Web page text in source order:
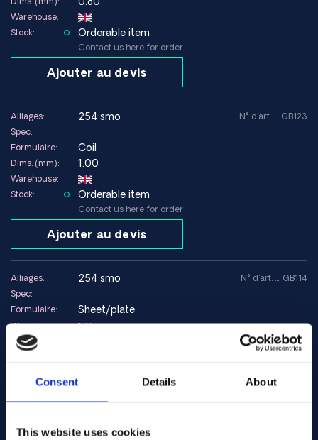
Consent Details About
This website uses cookies
Matériaux conformes aux normes ASTM, ASME, AMS et
internationales
Découpe et adaptation selon le plan
Warehouse:
Stock:
Orderable item
Contact us here for order
Ajouter au devis
Alliages: 254 smo
Spec:
Formulaire:
Coil
Dims. (mm): 1.00
Warehouse:
Stock:
Orderable item
Contact us here for order
Ajouter au devis
N° d'art. .... GB123
Alliages: 254 smo
Spec:
Formulaire:
Sheet/plate
Warehouse:
Stock:
Ajouter au devis
N° d'art. .... GB114